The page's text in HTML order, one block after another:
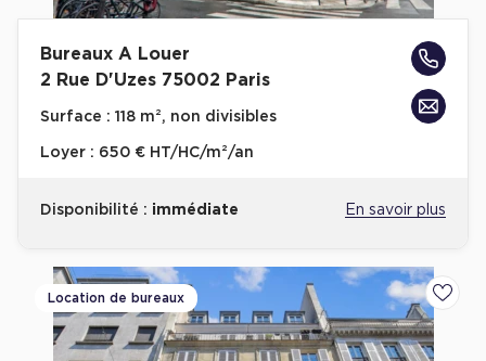
Bureaux A Louer
2 Rue D'Uzes 75002 Paris
Surface : 118 m², non divisibles
Loyer : 650 € HT/HC/m²/an
Disponibilité : immédiate En savoir plus
Location de bureaux